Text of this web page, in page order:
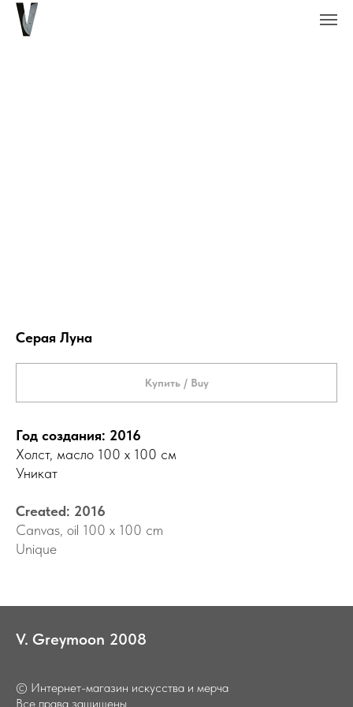
Серая Луна
Купить / Buy
Год создания: 2016
Холст, масло 100 х 100 см
Уникат
Created: 2016
Canvas, oil 100 x 100 cm
Unique
V. Greymoon 2008
© Интернет-магазин искусства и мерча
Все права защищены